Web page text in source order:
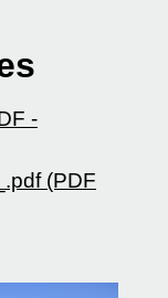
-
(PDF